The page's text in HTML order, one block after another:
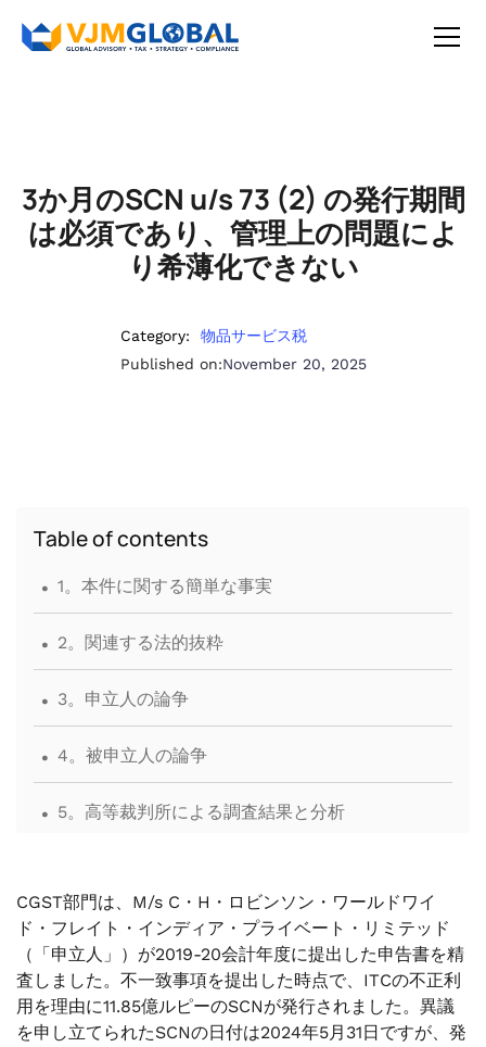
3か月のSCN u/s 73 (2) の発行期間
は必須であり、管理上の問題によ
り希薄化できない
Category:
物品サービス税
Published on:November 20, 2025
Table of contents
. 1。本件に関する簡単な事実
. 2。関連する法的抜粋
. 3。申立人の論争
. 4。被申立人の論争
. 5。高等裁判所による調査結果と分析
. 7。結論
CGST部門は、M/s C・H・ロビンソン・ワールドワイ
ド・フレイト・インディア・プライベート・リミテッド
（「申立人」）が2019-20会計年度に提出した申告書を精
査しました。不一致事項を提出した時点で、ITCの不正利
用を理由に11.85億ルピーのSCNが発行されました。異議
を申し立てられたSCNの日付は2024年5月31日ですが、発